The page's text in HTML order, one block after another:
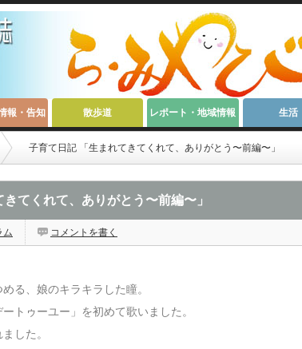
報・告知 散歩道 レポート・地域情報 生活
子育て日記 「生まれてきてくれて、ありがとう〜前編〜」
てくれて、ありがとう〜前編〜」
ム コメントを書く
る、娘のキラキラした瞳。
トゥーユー」を初めて歌いました。
した。